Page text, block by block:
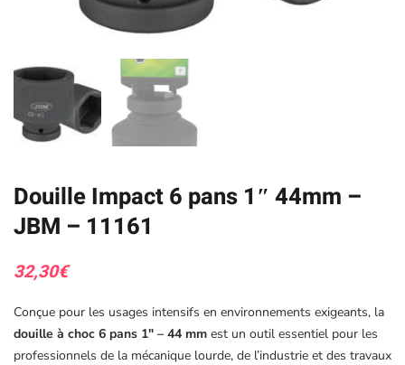
Douille Impact 6 pans 1″ 44mm –
JBM – 11161
32,30€
Conçue pour les usages intensifs en environnements exigeants, la
douille à choc 6 pans 1″ – 44 mm est un outil essentiel pour les
professionnels de la mécanique lourde, de l’industrie et des travaux